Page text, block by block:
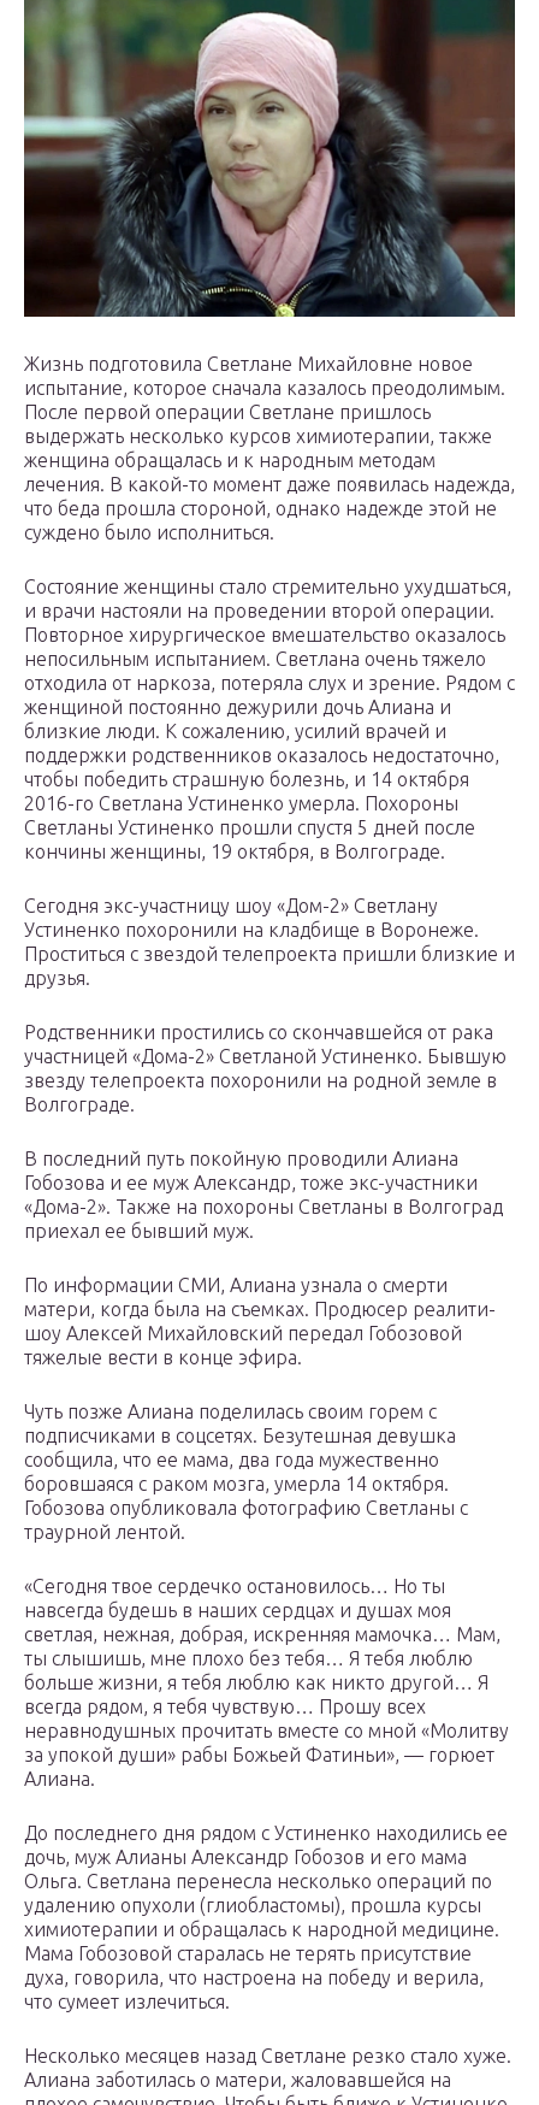
Жизнь подготовила Светлане Михайловне новое
испытание, которое сначала казалось преодолимым.
После первой операции Светлане пришлось
выдержать несколько курсов химиотерапии, также
женщина обращалась и к народным методам
лечения. В какой-то момент даже появилась надежда,
что беда прошла стороной, однако надежде этой не
суждено было исполниться.
Состояние женщины стало стремительно ухудшаться,
и врачи настояли на проведении второй операции.
Повторное хирургическое вмешательство оказалось
непосильным испытанием. Светлана очень тяжело
отходила от наркоза, потеряла слух и зрение. Рядом с
женщиной постоянно дежурили дочь Алиана и
близкие люди. К сожалению, усилий врачей и
поддержки родственников оказалось недостаточно,
чтобы победить страшную болезнь, и 14 октября
2016-го Светлана Устиненко умерла. Похороны
Светланы Устиненко прошли спустя 5 дней после
кончины женщины, 19 октября, в Волгограде.
Сегодня экс-участницу шоу «Дом-2» Светлану
Устиненко похоронили на кладбище в Воронеже.
Проститься с звездой телепроекта пришли близкие и
друзья.
Родственники простились со скончавшейся от рака
участницей «Дома-2» Светланой Устиненко. Бывшую
звезду телепроекта похоронили на родной земле в
Волгограде.
В последний путь покойную проводили Алиана
Гобозова и ее муж Александр, тоже экс-участники
«Дома-2». Также на похороны Светланы в Волгоград
приехал ее бывший муж.
По информации СМИ, Алиана узнала о смерти
матери, когда была на съемках. Продюсер реалити-
шоу Алексей Михайловский передал Гобозовой
тяжелые вести в конце эфира.
Чуть позже Алиана поделилась своим горем с
подписчиками в соцсетях. Безутешная девушка
сообщила, что ее мама, два года мужественно
боровшаяся с раком мозга, умерла 14 октября.
Гобозова опубликовала фотографию Светланы с
траурной лентой.
«Сегодня твое сердечко остановилось… Но ты
навсегда будешь в наших сердцах и душах моя
светлая, нежная, добрая, искренняя мамочка… Мам,
ты слышишь, мне плохо без тебя… Я тебя люблю
больше жизни, я тебя люблю как никто другой… Я
всегда рядом, я тебя чувствую… Прошу всех
неравнодушных прочитать вместе со мной «Молитву
за упокой души» рабы Божьей Фатиньи», — горюет
Алиана.
До последнего дня рядом с Устиненко находились ее
дочь, муж Алианы Александр Гобозов и его мама
Ольга. Светлана перенесла несколько операций по
удалению опухоли (глиобластомы), прошла курсы
химиотерапии и обращалась к народной медицине.
Мама Гобозовой старалась не терять присутствие
духа, говорила, что настроена на победу и верила,
что сумеет излечиться.
Несколько месяцев назад Светлане резко стало хуже.
Алиана заботилась о матери, жаловавшейся на